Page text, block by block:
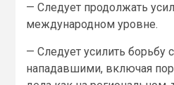
— Следует продолжать
международном уровне.
— Следует усилить борьбу
нападавшими, включая